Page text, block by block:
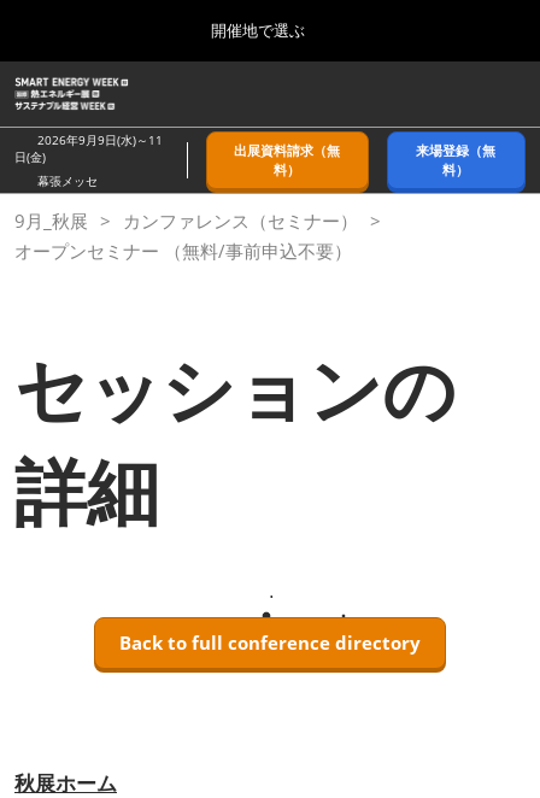
ッ
プ
し
て
進
む
to
close
the
menu.
開催地で選ぶ
幕張メッセ/Makuhari Messe, Japan
2026年09月09日
幕張メッセ/Makuhari Messe, Japan
インテックス大阪/INTEX Osaka
3月_春展
ー
バ
ル
ナ
ビ
ゲ
ー
り
た
2026年9月9日(水)～11
日(金)
幕張メッセ
出展資料請求（無
料）
来場登録（無
料）
9月_秋展
カンファレンス（セミナー）
オープンセミナー （無料/事前申込不要）
セッションの
詳細
Back to full conference directory
秋展ホーム